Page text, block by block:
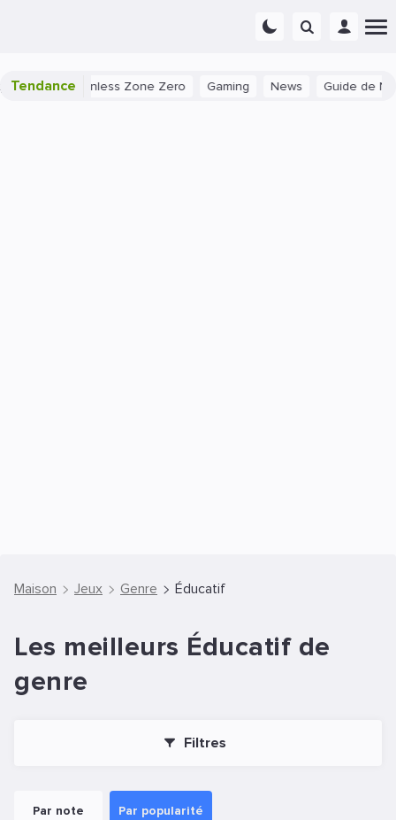
TendanceZone Zero Gaming News Guide de Nymphali dans
Maison Jeux Genre Éducatif
Les meilleurs Éducatif de
genre
Filtres
Par note Par popularité